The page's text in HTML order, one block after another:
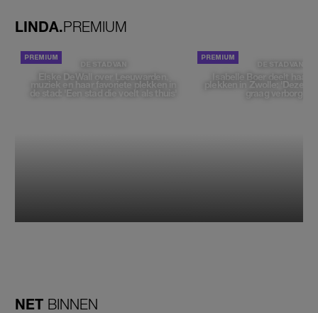
LINDA.PREMIUM
DE STAD VAN
Elske DeWall over Leeuwarden,
muziek en haar favoriete plekken in
de stad: 'Een stad die voelt als thuis'
DE STAD VAN
Isabelle Boer deelt haar
plekken in Zwolle: 'Deze
graag verborgen'
NET BINNEN